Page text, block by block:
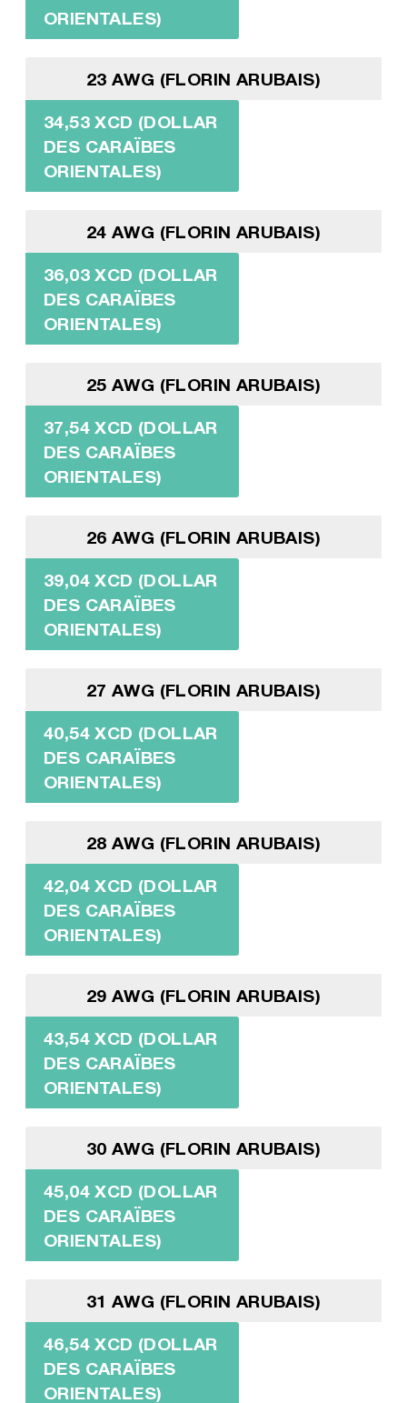
ORIENTALES)
23 AWG (FLORIN ARUBAIS)
34,53 XCD (DOLLAR
DES CARAÏBES
ORIENTALES)
24 AWG (FLORIN ARUBAIS)
36,03 XCD (DOLLAR
DES CARAÏBES
ORIENTALES)
25 AWG (FLORIN ARUBAIS)
37,54 XCD (DOLLAR
DES CARAÏBES
ORIENTALES)
26 AWG (FLORIN ARUBAIS)
39,04 XCD (DOLLAR
DES CARAÏBES
ORIENTALES)
27 AWG (FLORIN ARUBAIS)
40,54 XCD (DOLLAR
DES CARAÏBES
ORIENTALES)
28 AWG (FLORIN ARUBAIS)
42,04 XCD (DOLLAR
DES CARAÏBES
ORIENTALES)
29 AWG (FLORIN ARUBAIS)
43,54 XCD (DOLLAR
DES CARAÏBES
ORIENTALES)
30 AWG (FLORIN ARUBAIS)
45,04 XCD (DOLLAR
DES CARAÏBES
ORIENTALES)
31 AWG (FLORIN ARUBAIS)
46,54 XCD (DOLLAR
DES CARAÏBES
ORIENTALES)